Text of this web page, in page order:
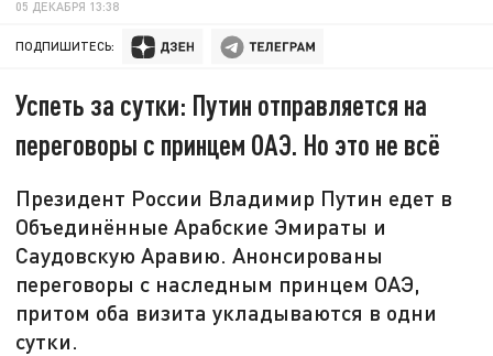
05 ДЕКАБРЯ 13:38
ПОДПИШИТЕСЬ:
Успеть за сутки: Путин отправляется на
переговоры с принцем ОАЭ. Но это не всё
Президент России Владимир Путин едет в
Объединённые Арабские Эмираты и
Саудовскую Аравию. Анонсированы
переговоры с наследным принцем ОАЭ,
притом оба визита укладываются в одни
сутки.